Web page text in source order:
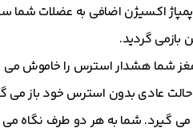
پمپاژ اکسیژن اضافی به عضلات
بازمی گردید.
شما هشدار استرس را خاموش
عادی بدون استرس خود باز می
گیرد. شما به هر دو طرف نگاه می